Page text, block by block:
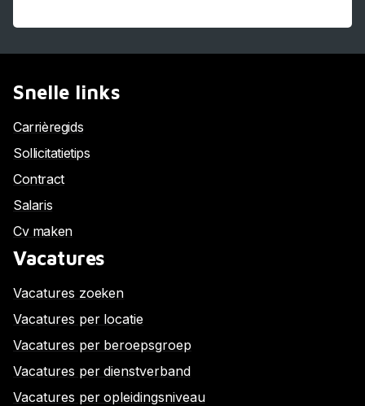
Snelle links
Carrièregids
Sollicitatietips
Contract
Salaris
Cv maken
Vacatures
Vacatures zoeken
Vacatures per locatie
Vacatures per beroepsgroep
Vacatures per dienstverband
Vacatures per opleidingsniveau